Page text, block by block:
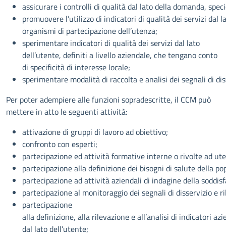
assicurare i controlli di qualità dal lato della domanda,
promuovere l’utilizzo di indicatori di qualità dei servizi
organismi di partecipazione dell’utenza;
sperimentare indicatori di qualità dei servizi dal lato
dell’utente, definiti a livello aziendale, che tengano conto
di specificità di interesse locale;
sperimentare modalità di raccolta e analisi dei segnali di
Per poter adempiere alle funzioni sopradescritte, il CCM può
mettere in atto le seguenti attività:
attivazione di gruppi di lavoro ad obiettivo;
confronto con esperti;
partecipazione ed attività formative interne o rivolte ad
partecipazione alla definizione dei bisogni di salute della
partecipazione ad attività aziendali di indagine della
partecipazione al monitoraggio dei segnali di disservizio e
partecipazione
alla definizione, alla rilevazione e all’analisi di indicatori
dal lato dell’utente;